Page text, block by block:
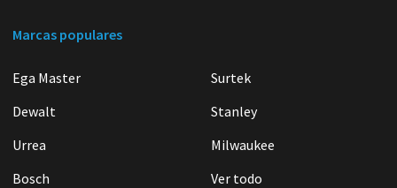
Marcas populares
Ega Master
Dewalt
Urrea
Bosch
Surtek
Stanley
Milwaukee
Ver todo